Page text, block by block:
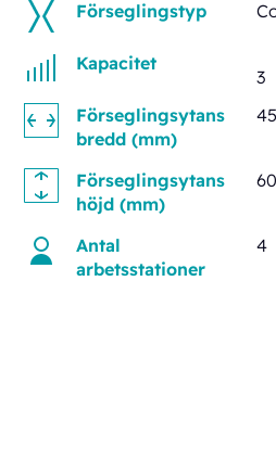
Förseglingstyp
Kapacitet
3
Förseglingsytans
bredd (mm)
Förseglingsytans
höjd (mm)
Antal
arbetsstationer
4